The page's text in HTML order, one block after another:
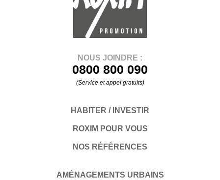
NOUS JOINDRE :
0800 800 090
(Service et appel gratuits)
HABITER / INVESTIR
ROXIM POUR VOUS
NOS RÉFÉRENCES
AMÉNAGEMENTS URBAINS